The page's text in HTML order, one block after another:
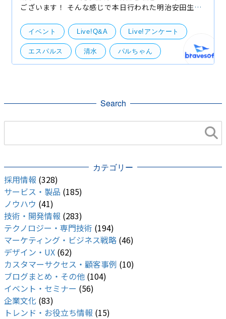
ございます！ そんな感じで本日行われた明治安田生命J
を掛けた一戦、頼れるエースストライカー・ドウグラ
ス
イベント Live!Q&A Live!アンケート
エスパルス 清水 パルちゃん
Search
カテゴリー
採用情報 (328)
サービス・製品 (185)
ノウハウ (41)
技術・開発情報 (283)
テクノロジー・専門技術 (194)
マーケティング・ビジネス戦略 (46)
デザイン・UX (62)
カスタマーサクセス・顧客事例 (10)
ブログまとめ・その他 (104)
イベント・セミナー (56)
企業文化 (83)
トレンド・お役立ち情報 (15)